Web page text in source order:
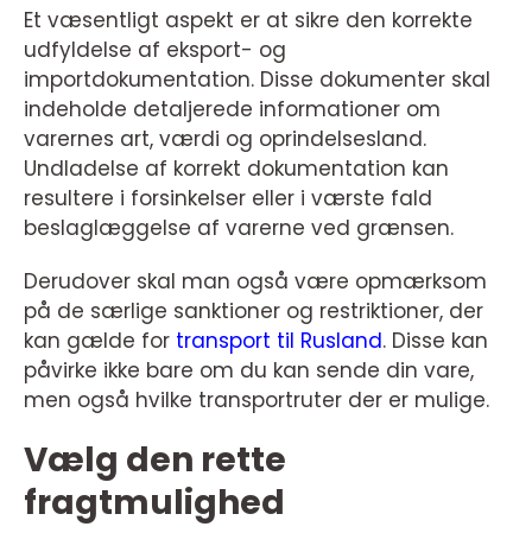
Et væsentligt aspekt er at sikre den korrekte
udfyldelse af eksport- og
importdokumentation. Disse dokumenter skal
indeholde detaljerede informationer om
varernes art, værdi og oprindelsesland.
Undladelse af korrekt dokumentation kan
resultere i forsinkelser eller i værste fald
beslaglæggelse af varerne ved grænsen.
Derudover skal man også være opmærksom
på de særlige sanktioner og restriktioner, der
kan gælde for transport til Rusland. Disse kan
påvirke ikke bare om du kan sende din vare,
men også hvilke transportruter der er mulige.
Vælg den rette
fragtmulighed